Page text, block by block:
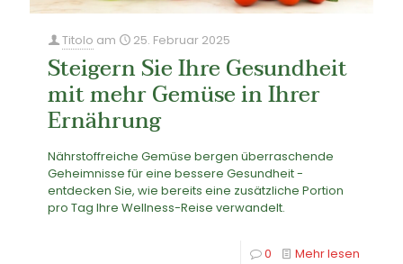
Titolo am 25. Februar 2025
Steigern Sie Ihre Gesundheit
mit mehr Gemüse in Ihrer
Ernährung
Nährstoffreiche Gemüse bergen überraschende
Geheimnisse für eine bessere Gesundheit -
entdecken Sie, wie bereits eine zusätzliche Portion
pro Tag Ihre Wellness-Reise verwandelt.
0 Mehr lesen